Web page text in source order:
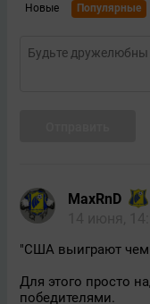
Новые Популярные
MaxRnD
"США выиграют
Для этого просто
победителями.